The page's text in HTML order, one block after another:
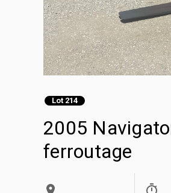
Lot 214
2005
ferroutage